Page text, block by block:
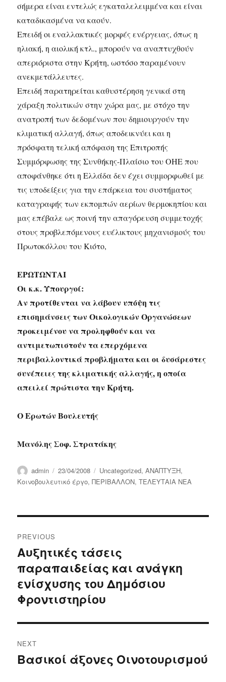
σήμερα είναι εντελώς εγκαταλελειμμένα και είναι
καταδικασμένα να καούν.
Επειδή οι εναλλακτικές μορφές ενέργειας, όπως η
ηλιακή, η αιολική κτλ., μπορούν να αναπτυχθούν
απεριόριστα στην Κρήτη, ωστόσο παραμένουν
ανεκμετάλλευτες.
Επειδή παρατηρείται καθυστέρηση γενικά στη
χάραξη πολιτικών στην χώρα μας, με στόχο την
ανατροπή των δεδομένων που δημιουργούν την
κλιματική αλλαγή, όπως αποδεικνύει και η
πρόσφατη τελική απόφαση της Επιτροπής
Συμμόρφωσης της Συνθήκης-Πλαίσιο του ΟΗΕ που
αποφάνθηκε ότι η Ελλάδα δεν έχει συμμορφωθεί με
τις υποδείξεις για την επάρκεια του συστήματος
καταγραφής των εκπομπών αερίων θερμοκηπίου και
μας επέβαλε ως ποινή την απαγόρευση συμμετοχής
στους προβλεπόμενους ευέλικτους μηχανισμούς του
Πρωτοκόλλου του Κιότο,
ΕΡΩΤΩΝΤΑΙ
Οι κ.κ. Υπουργοί:
Αν προτίθενται να λάβουν υπόψη τις
επισημάνσεις των Οικολογικών Οργανώσεων
προκειμένου να προληφθούν και να
αντιμετωπιστούν τα επερχόμενα
περιβαλλοντικά προβλήματα και οι δυσάρεστες
συνέπειες της κλιματικής αλλαγής, η οποία
απειλεί πρώτιστα την Κρήτη.
Ο Ερωτών Βουλευτής
Μανόλης Σοφ. Στρατάκης
Author
admin
Posted
on
23/04/2008 Categories
Uncategorized,ΑΝΑΠΤΥΞΗ,
Κοινοβουλευτικό έργο,ΠΕΡΙΒΑΛΛΟΝ,ΤΕΛΕΥΤΑΙΑ ΝΕΑ
navigation
PREVIOUS
Previous
post:
Αυξητικές τάσεις
παραπαιδείας και ανάγκη
ενίσχυσης του Δημόσιου
Φροντιστηρίου
NEXT
Next
Βασικοί άξονες Οινοτουρισμού